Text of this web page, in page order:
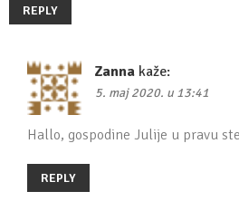
REPLY
Zanna kaže:
5. maj 2020. u 13:41
Hallo, gospodine Julije u pravu ste
REPLY